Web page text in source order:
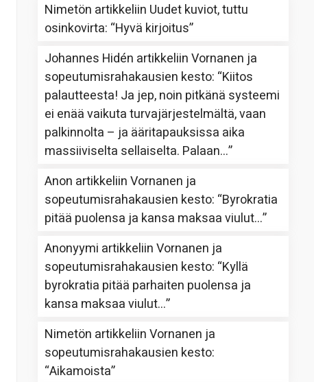
Nimetön artikkeliin Uudet kuviot, tuttu
osinkovirta: “Hyvä kirjoitus”
Johannes Hidén artikkeliinVornanen ja
sopeutumisrahakausien kesto: “Kiitos
palautteesta! Ja jep, noin pitkänä systeemi
ei enää vaikuta turvajärjestelmältä, vaan
palkinnolta – ja ääritapauksissa aika
massiiviselta sellaiselta. Palaan…”
Anon artikkeliinVornanen ja
sopeutumisrahakausien kesto: “Byrokratia
pitää puolensa ja kansa maksaa viulut…”
Anonyymi artikkeliinVornanen ja
sopeutumisrahakausien kesto: “Kyllä
byrokratia pitää parhaiten puolensa ja
kansa maksaa viulut…”
Nimetön artikkeliinVornanen ja
sopeutumisrahakausien kesto:
“Aikamoista”